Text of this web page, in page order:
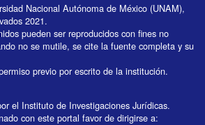
Nacional Autónoma de México (UNAM),
2021.
pueden ser reproducidos con fines no
no se mutile, se cite la fuente completa y su
previo por escrito de la institución.
el Instituto de Investigaciones Jurídicas.
con este portal favor de dirigirse a: